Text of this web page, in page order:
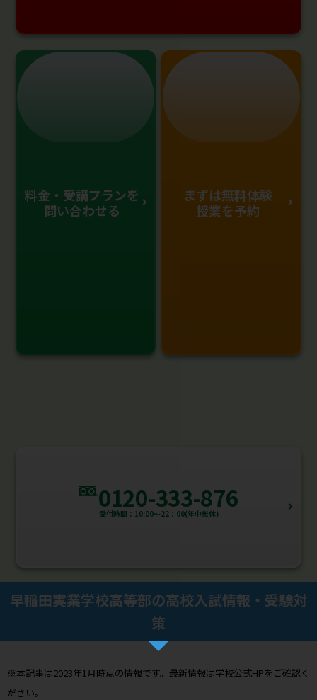
料金・受講プランを
問い合わせる
まずは無料体験
授業を予約
0120-333-876
受付時間：10:00～22：00(年中無休)
早稲田実業学校高等部の高校入試情報・受験対
策
※本記事は2023年1月時点の情報です。最新情報は学校公式HPをご確認く
ださい。